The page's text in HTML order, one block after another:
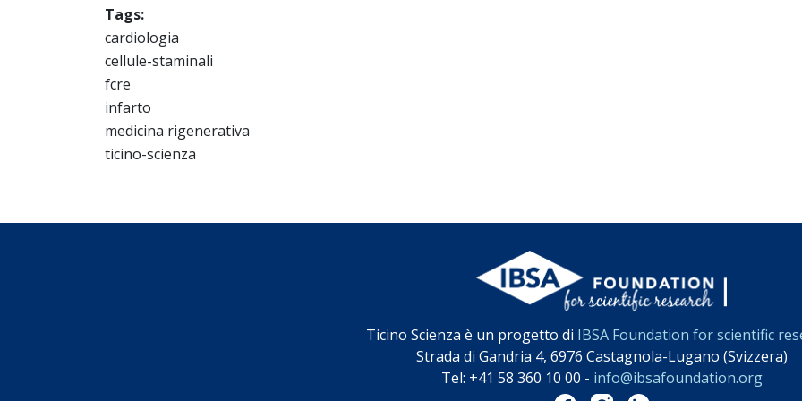
Tags:
cardiologia
cellule-staminali
fcre
infarto
medicina rigenerativa
ticino-scienza
Ticino Scienza è un progetto di IBSA Foundation for scientific
Strada di Gandria 4, 6976 Castagnola-Lugano (Svizzera)
Tel: +41 58 360 10 00 - info@ibsafoundation.org